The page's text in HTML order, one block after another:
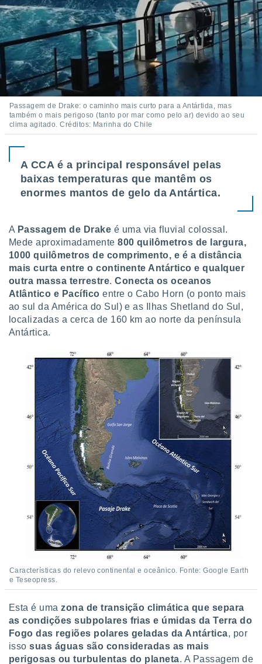
Passagem de Drake: o caminho mais curto para a Antártida, mas
também o mais perigoso (tanto por mar como pelo ar) devido ao seu
clima agitado. Créditos: Marinha do Chile
A CCA é a principal responsável pelas
baixas temperaturas que mantêm os
enormes mantos de gelo da Antártica.
A Passagem de Drake é uma via fluvial colossal.
Mede aproximadamente800 quilômetros de largura,
1000 quilômetros de comprimento, e é a distância
mais curta entre o continente Antártico e qualquer
outra massa terrestre. Conecta os oceanos
Atlântico e Pacífico entre o Cabo Horn (o ponto mais
ao sul da América do Sul) e as Ilhas Shetland do Sul,
localizadas a cerca de 160 km ao norte da península
Antártica.
Características do relevo continental e oceânico. Fonte: Google Earth
e Teseopress.
Esta é umazona de transição climática que separa
as condições subpolares frias e úmidas da Terra do
Fogo das regiões polares geladas da Antártica, por
issosuas águas são consideradas as mais
perigosas ou turbulentas do planeta. A Passagem de